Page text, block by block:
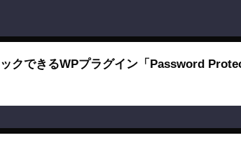
クできるWPプラグイン「Password